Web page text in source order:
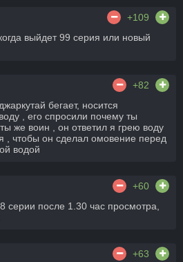
+109
выйдет 99 серия или новый
+82
бегает, носится
, его спросили почему ты
же воин , он ответил я грею воду
, чтобы он сделал омовение перед
водой
+60
серии после 1.30 час просмотра,
+63